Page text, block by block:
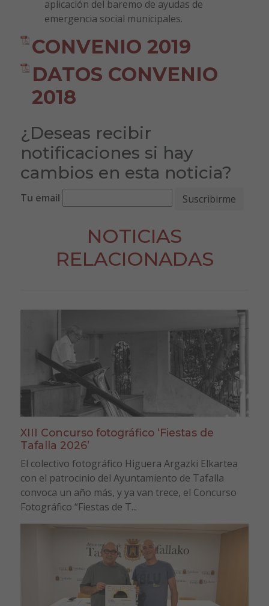
aplicación del baremo de ayudas de
emergencia social municipales.
CONVENIO 2019
DATOS CONVENIO
2018
¿Deseas recibir
notificaciones si hay
cambios en esta noticia?
Tu email
NOTICIAS
RELACIONADAS
XIII Concurso fotográfico ‘Fiestas de
Tafalla 2026’
El colectivo fotográfico Higuera Argazki Elkartea
con el patrocinio del Ayuntamiento de Tafalla
convoca un año más, y ya van trece, el Concurso
Fotográfico “Fiestas de T...